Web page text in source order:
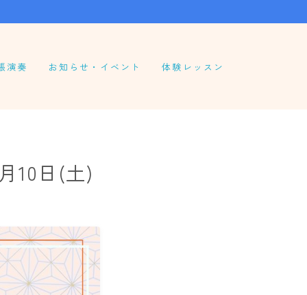
演奏 お知らせ・イベント 体験レッスン
10日(土)